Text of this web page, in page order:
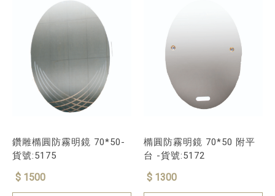
鑽雕橢圓防霧明鏡 70*50-
貨號:5175
$ 1500
橢圓防霧明鏡 70*50 附平
台 -貨號:5172
$ 1300